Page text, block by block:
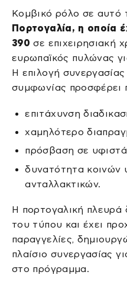
Κομβικό ρόλο σε αυτό
Πορτογαλία, η οποία
390 σε επιχειρησιακή
ευρωπαϊκός πυλώνας
Η επιλογή
συμφωνίας προσφέρει
επιτάχυνση
χαμηλότερο
πρόσβαση σε
δυνατότητα κοινών
ανταλλακτικών.
Η πορτογαλική πλευρά
του τύπου και έχει
παραγγελίες,
πλαίσιο συνεργασίας
στο πρόγραμμα.